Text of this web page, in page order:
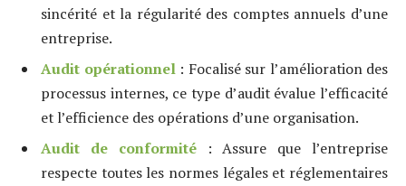
sincérité et la régularité des comptes annuels d’une
entreprise.
Audit opérationnel: Focalisé sur l’amélioration des
processus internes, ce type d’audit évalue l’efficacité
et l’efficience des opérations d’une organisation.
Audit de conformité: Assure que l’entreprise
respecte toutes les normes légales et réglementaires